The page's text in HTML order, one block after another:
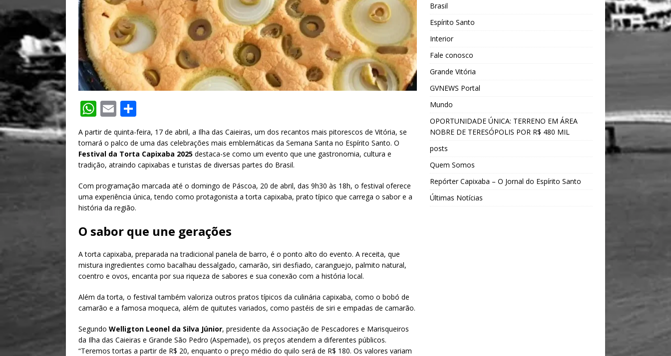
W
h
at
s
A
p
p
E
m
ai
l
h
ar
e
A partir de quinta-feira, 17 de abril, a Ilha das Caieiras, um dos recantos mais pitorescos de Vitória, se
tornará o palco de uma das celebrações mais emblemáticas da Semana Santa no Espírito Santo. O
Festival da Torta Capixaba 2025 destaca-se como um evento que une gastronomia, cultura e
tradição, atraindo capixabas e turistas de diversas partes do Brasil.
Com programação marcada até o domingo de Páscoa, 20 de abril, das 9h30 às 18h, o festival oferece
uma experiência única, tendo como protagonista a torta capixaba, prato típico que carrega o sabor e a
história da região.
O sabor que une gerações
A torta capixaba, preparada na tradicional panela de barro, é o ponto alto do evento. A receita, que
mistura ingredientes como bacalhau dessalgado, camarão, siri desfiado, caranguejo, palmito natural,
coentro e ovos, encanta por sua riqueza de sabores e sua conexão com a história local.
Além da torta, o festival também valoriza outros pratos típicos da culinária capixaba, como o bobó de
camarão e a famosa moqueca, além de quitutes variados, como pastéis de siri e empadas de camarão.
Segundo Welligton Leonel da Silva Júnior, presidente da Associação de Pescadores e Marisqueiros
da Ilha das Caieiras e Grande São Pedro (Aspemade), os preços atendem a diferentes públicos.
“Teremos tortas a partir de R$ 20, enquanto o preço médio do quilo será de R$ 180. Os valores variam
Brasil
Espírito Santo
Interior
Fale conosco
Grande Vitória
GVNEWS Portal
Mundo
OPORTUNIDADE ÚNICA: TERRENO EM ÁREA
NOBRE DE TERESÓPOLIS POR R$ 480 MIL
posts
Quem Somos
Repórter Capixaba – O Jornal do Espírito Santo
Últimas Notícias